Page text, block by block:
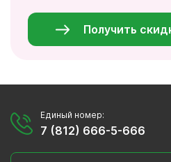
Получить
Единый номер:
7 (812) 666-5-666